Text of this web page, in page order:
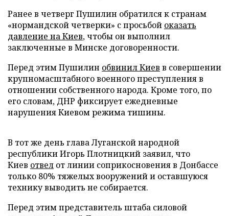
Ранее в четверг Пушилин обратился к странам
«нормандской четверки» с просьбой оказать
давление на Киев, чтобы он выполнил
заключенные в Минске договоренности.
Перед этим Пушилин обвинил Киев в совершении
крупномасштабного военного преступления в
отношении собственного народа. Кроме того, по
его словам, ДНР фиксирует ежедневные
нарушения Киевом режима тишины.
В тот же день глава Луганской народной
республики Игорь Плотницкий заявил, что
Киев отвел от линии соприкосновения в Донбассе
только 80% тяжелых вооружений и оставшуюся
технику выводить не собирается.
Перед этим представитель штаба силовой